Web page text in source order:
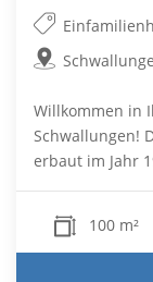
Willkommen in
Schwallungen!
erbaut im Jahr
100 m²